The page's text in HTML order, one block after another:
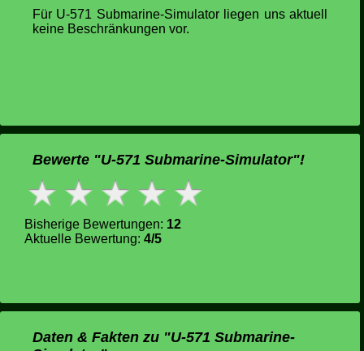
Für U-571 Submarine-Simulator liegen uns aktuell
keine Beschränkungen vor.
Bewerte "U-571 Submarine-Simulator"!
Bisherige Bewertungen: 12
Aktuelle Bewertung: 4/5
Daten & Fakten zu "U-571 Submarine-